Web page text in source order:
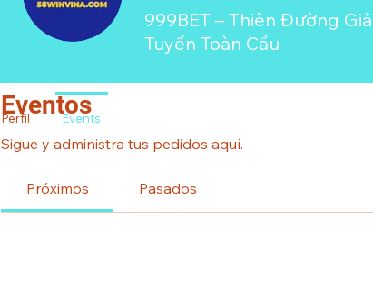
Eventos
Sigue y administra tus pedidos aquí.
Próximos Pasados
999BET – Thiên Đường
Tuyến Toàn Cầu
Perfil Events